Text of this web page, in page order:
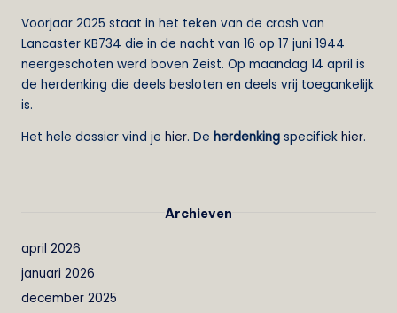
Voorjaar 2025 staat in het teken van de crash van
Lancaster KB734 die in de nacht van 16 op 17 juni 1944
neergeschoten werd boven Zeist. Op maandag 14 april is
de herdenking die deels besloten en deels vrij toegankelijk
is.
Het hele dossier vind je hier. De herdenking specifiek hier.
Archieven
april 2026
januari 2026
december 2025